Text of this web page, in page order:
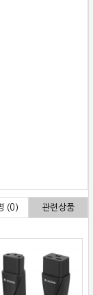
(0) 관련상품